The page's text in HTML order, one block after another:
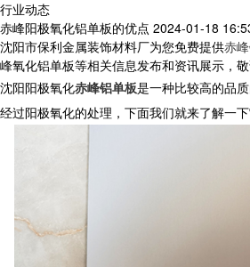
行业动态
赤峰阳极氧化铝单板的优点 2024-01-18
沈阳市保利金属装饰材料厂为您免费提供赤
峰氧化铝单板等相关信息发布和资讯展示，敬
沈阳阳极氧化赤峰铝单板是一种比较高的品
经过阳极氧化的处理，下面我们就来了解一